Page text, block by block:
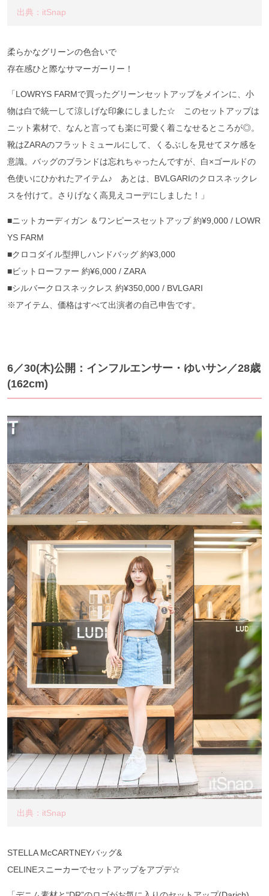
出典：itSnap
柔らかなグリーンの色合いで
存在感ひと際なサマーガーリー！
「LOWRYS FARMで買ったグリーンセットアップをメインに、小
物は白で統一して涼しげな印象にしました☆ このセットアップは
ニット素材で、なんと言っても楽に可愛く着こなせるところが◎。
靴はZARAのフラットミュールにして、くるぶしを見せてヌケ感を
意識。バッグのブランドは忘れちゃったんですが、白×ゴールドの
色使いにひかれたアイテム♪ あとは、BVLGARIのクロスネックレ
スを付けて。さりげなく高見えコーデにしました！」
■ニットカーディガン ＆ワンピースセットアップ 約¥9,000 / LOWR
YS FARM
■クロコダイル型押しハンドバッグ 約¥3,000
■ビットローファー 約¥6,000 / ZARA
■シルバークロスネックレス 約¥350,000 / BVLGARI
※アイテム、価格はすべて出演者の自己申告です。
6／30(木)公開：インフルエンサー・ゆいサン／28歳
(162cm)
出典：itSnap
STELLA McCARTNEYバッグ&
CELINEスニーカーでセットアップをアプデ☆